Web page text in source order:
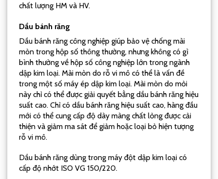
chất lượng HM và HV.
Dầu bánh răng
Dầu bánh răng công nghiệp giúp bảo vệ chống mài
mòn trong hộp số thông thường, nhưng không có gì
bình thường về hộp số công nghiệp lớn trong ngành
dập kim loại. Mài mòn do rỗ ​​vi mô có thể là vấn đề
trong một số máy ép dập kim loại. Mài mòn do mỏi
này chỉ có thể được giải quyết bằng dầu bánh răng hiệu
suất cao. Chỉ có dầu bánh răng hiệu suất cao, hàng đầu
mới có thể cung cấp độ dày màng chất lỏng được cải
thiện và giảm ma sát để giảm hoặc loại bỏ hiện tượng
rỗ vi mô.
Dầu bánh răng dùng trong máy đột dập kim loại có
cấp độ nhớt ISO VG 150/220.